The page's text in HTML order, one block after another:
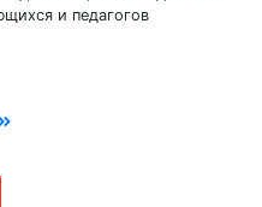
и педагогов